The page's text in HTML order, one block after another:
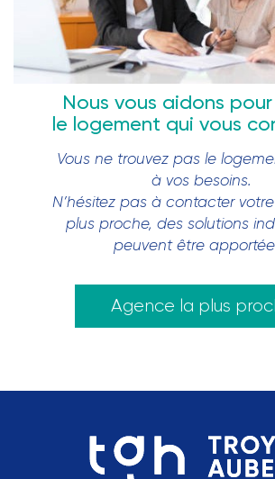
Nous vous aidons
le logement qui vous
Vous ne trouvez pas le
à vos besoins.
N’hésitez pas à contacter
plus proche, des solutions
peuvent être
Agence la plus